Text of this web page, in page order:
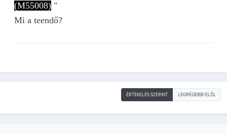
(M55008) "
Mi a teendő?
ÉRTÉKELÉS SZERINT LEGRÉGEBBI ELÖL